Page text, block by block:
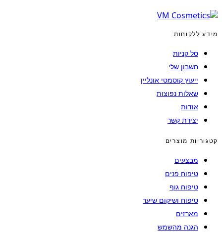
מידע ללקוחות
סל קניות
חשבון שלי
ייעוץ קוסמטי אונליין
שאלות נפוצות
אודות
יצירת קשר
קטגוריות מוצרים
מבצעים
טיפוח פנים
טיפוח גוף
טיפוח ושיקום שיער
מארזים
הגנה מהשמש